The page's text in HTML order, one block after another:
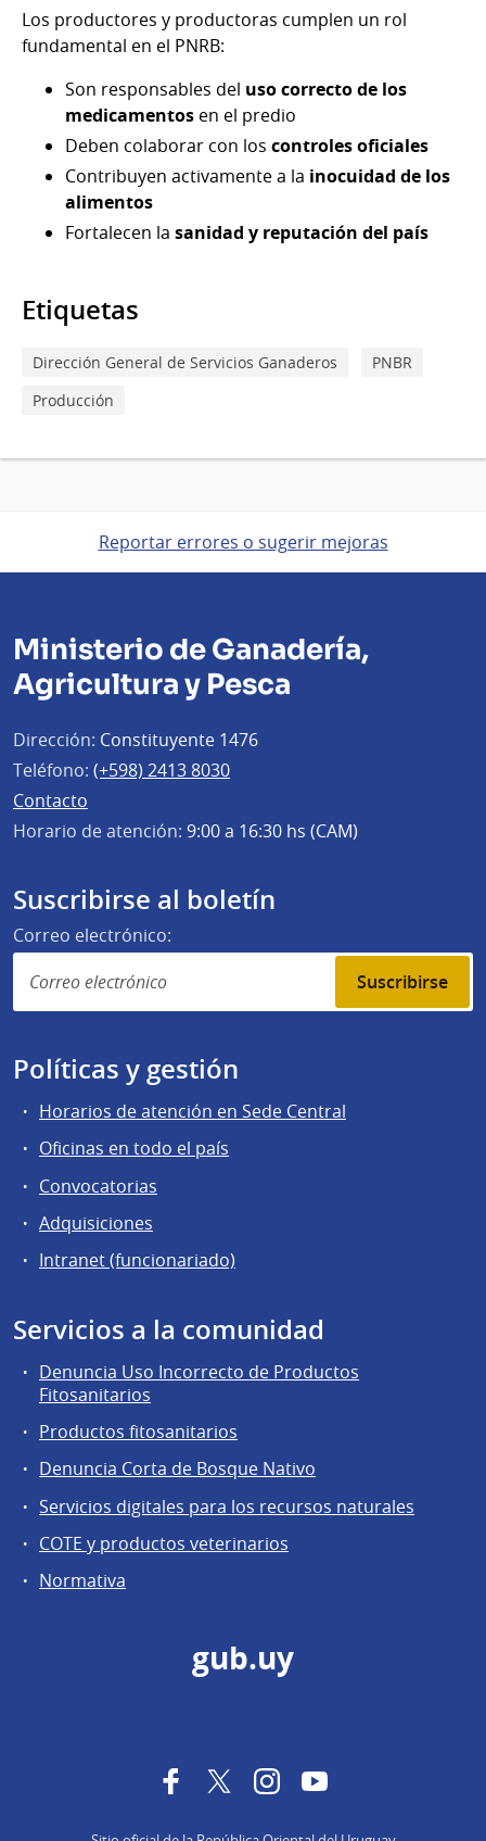
Los productores y productoras cumplen un rol
fundamental en el PNRB:
Son responsables del uso correcto de los
medicamentos en el predio
Deben colaborar con los controles oficiales
Contribuyen activamente a la inocuidad de los
alimentos
Fortalecen la sanidad y reputación del país
Etiquetas
Dirección General de Servicios Ganaderos
PNBR
Producción
Reportar errores o sugerir mejoras
Ministerio de Ganadería,
Agricultura y Pesca
Dirección: Constituyente 1476
Teléfono: (+598) 2413 8030
Contacto
Horario de atención: 9:00 a 16:30 hs (CAM)
Suscribirse al boletín
Correo electrónico:
Suscribirse
Políticas y gestión
Horarios de atención en Sede Central
Oficinas en todo el país
Convocatorias
Adquisiciones
Intranet (funcionariado)
Servicios a la comunidad
Denuncia Uso Incorrecto de Productos
Fitosanitarios
Productos fitosanitarios
Denuncia Corta de Bosque Nativo
Servicios digitales para los recursos naturales
COTE y productos veterinarios
Normativa
gub.uy
FacebookTwitterInstagramYouTube